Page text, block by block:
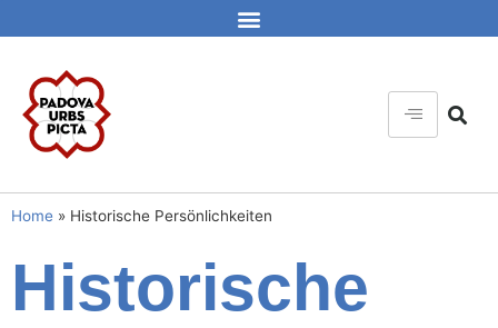
Home » Historische Persönlichkeiten
Historische